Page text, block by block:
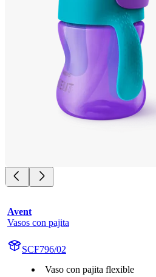
Avent
Vasos con pajita
SCF796/02
Vaso con pajita flexible